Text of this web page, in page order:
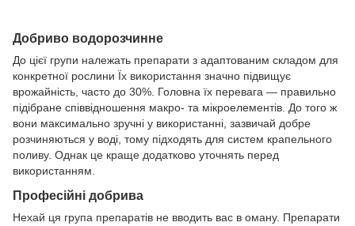
Добриво водорозчинне
До цієї групи належать препарати з адаптованим складом для
конкретної рослини Їх використання значно підвищує
врожайність, часто до 30%. Головна їх перевага — правильно
підібране співвідношення макро- та мікроелементів. До того ж
вони максимально зручні у використанні, зазвичай добре
розчиняються у воді, тому підходять для систем крапельного
поливу. Однак це краще додатково уточнять перед
використанням.
Професійні добрива
Нехай ця група препаратів не вводить вас в оману. Препарати